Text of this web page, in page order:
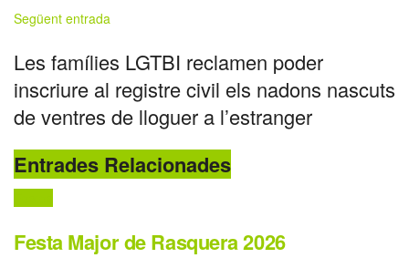
Següent entrada
Les famílies LGTBI reclamen poder
inscriure al registre civil els nadons nascuts
de ventres de lloguer a l’estranger
Entrades Relacionades
Festa Major de Rasquera 2026